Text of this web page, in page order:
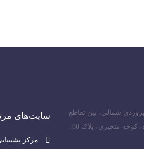
شمالی، بین تقاطع
عباس‌آباد و هویزه، کوچه متحیری، پلاک 60،
سایت‌های
مرکز